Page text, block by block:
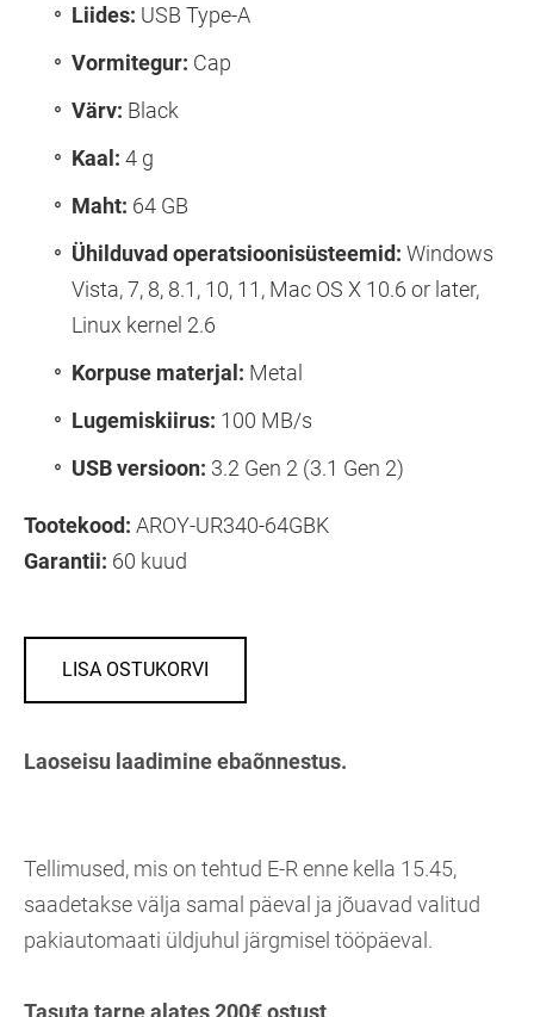
Liides: USB Type-A
Vormitegur: Cap
Värv: Black
Kaal: 4 g
Maht: 64 GB
Ühilduvad operatsioonisüsteemid: Windows
Vista, 7, 8, 8.1, 10, 11, Mac OS X 10.6 or later,
Linux kernel 2.6
Korpuse materjal: Metal
Lugemiskiirus: 100 MB/s
USB versioon: 3.2 Gen 2 (3.1 Gen 2)
Tootekood: AROY-UR340-64GBK
Garantii: 60 kuud
LISA OSTUKORVI
Laoseisu laadimine ebaõnnestus.
Tellimused, mis on tehtud E-R enne kella 15.45,
saadetakse välja samal päeval ja jõuavad valitud
pakiautomaati üldjuhul järgmisel tööpäeval.
Tasuta tarne alates 200€ ostust